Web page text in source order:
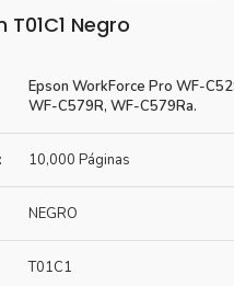
S/195.00.
T01C1 Negro
Epson WorkForce Pro WF-
WF-C579R, WF-C579Ra.
10,000 Páginas
NEGRO
T01C1